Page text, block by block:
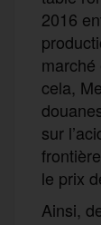
2016
cela,
sur
le prix
Ainsi,